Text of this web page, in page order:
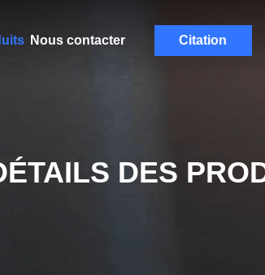
Nous contacter Citation
DES